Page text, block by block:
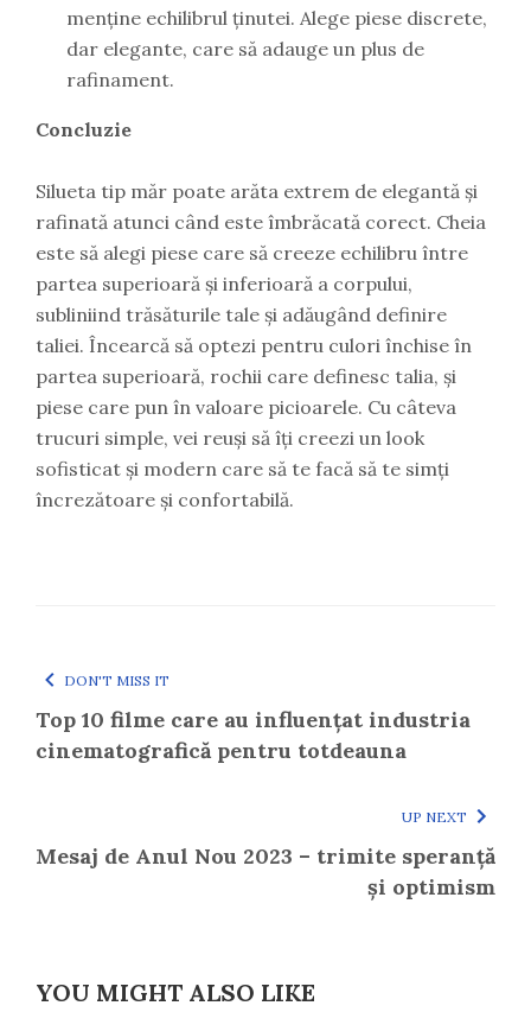
menține echilibrul ținutei. Alege piese discrete,
dar elegante, care să adauge un plus de
rafinament.
Concluzie
Silueta tip măr poate arăta extrem de elegantă și
rafinată atunci când este îmbrăcată corect. Cheia
este să alegi piese care să creeze echilibru între
partea superioară și inferioară a corpului,
subliniind trăsăturile tale și adăugând definire
taliei. Încearcă să optezi pentru culori închise în
partea superioară, rochii care definesc talia, și
piese care pun în valoare picioarele. Cu câteva
trucuri simple, vei reuși să îți creezi un look
sofisticat și modern care să te facă să te simți
încrezătoare și confortabilă.
DON'T MISS IT
Top 10 filme care au influențat industria
cinematografică pentru totdeauna
UP NEXT
Mesaj de Anul Nou 2023 – trimite speranță
și optimism
YOU MIGHT ALSO LIKE